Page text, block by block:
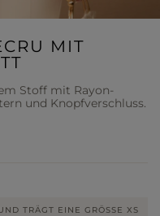
MIT
Stoff mit Rayon-
und Knopfverschluss.
TRÄGT EINE GRÖSSE XS